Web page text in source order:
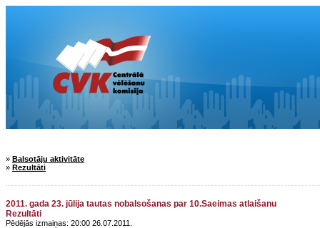
» Balsotāju aktivitāte
» Rezultāti
2011. gada 23. jūlija tautas nobalsošanas par 10.Saeimas atlaišanu
Rezultāti
Pēdējās izmaiņas: 20:00 26.07.2011.